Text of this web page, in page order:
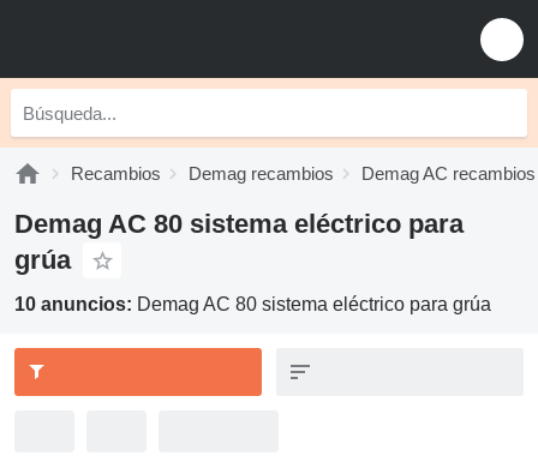
Recambios Demag recambios Demag AC recambios
Demag AC 80 sistema eléctrico para
grúa
10 anuncios: Demag AC 80 sistema eléctrico para grúa